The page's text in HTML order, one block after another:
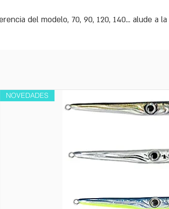
del modelo, 70, 90, 120, 140... alude
NOVEDADES